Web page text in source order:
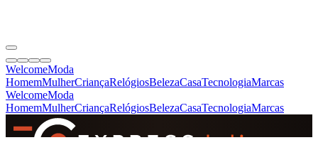
WelcomeModa
HomemMulherCriançaRelógiosBelezaCasaTecnologiaMarcas
WelcomeModa
HomemMulherCriançaRelógiosBelezaCasaTecnologiaMarcas